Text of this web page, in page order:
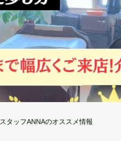
スタッフANNAのオススメ情報